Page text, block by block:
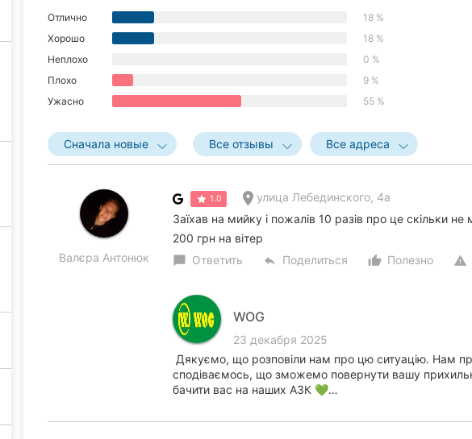
Отлично
18 %
Хорошо
18 %
Неплохо
0 %
Плохо
9 %
Ужасно
55 %
Сначала новые Все отзывы Все адреса
Валєра Антонюк
1.0 улица Лебединского, 4а
Заїхав на мийку і пожалів 10 разів про це скільки
200 грн на вітер
chat_bubble Ответить reply Поделиться thumb_up_alt
Полезно warning
WOG
23 декабря 2025
Дякуємо, що розповіли нам про цю ситуацію. Нам
сподіваємось, що зможемо повернути вашу
бачити вас на наших АЗК 💚…